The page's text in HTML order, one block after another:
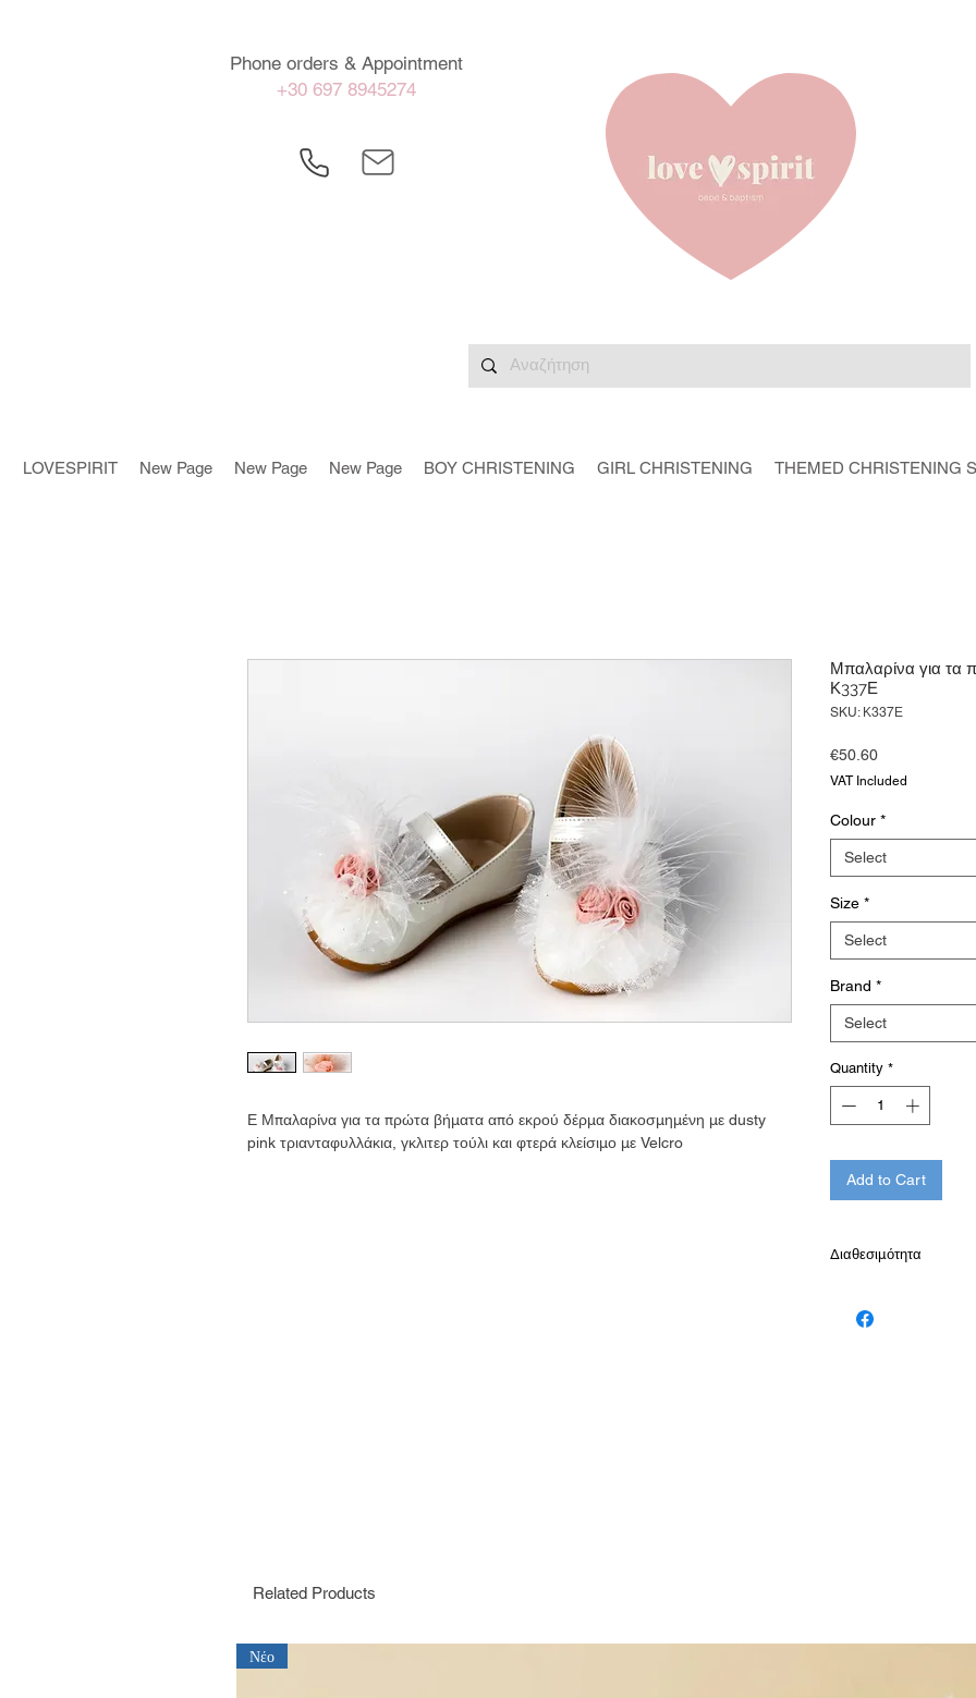
Phone orders & Appointment
+30 697 8945274
Ε Μπαλαρίνα για τα πρώτα βήματα από εκρού δέρμα διακοσμημένη με dusty
pink τριανταφυλλάκια, γκλιτερ τούλι και φτερά κλείσιμο με Velcro
Μπαλαρίνα για τα
Κ337Ε
SKU: Κ337Ε
€50.60Price
VAT Included
Colour *
Select
Size *
Select
Brand *
Select
Quantity *
Add to Cart
Διαθεσιμότητα
Related Products
Νέο
LOVESPIRIT New Page New Page New Page BOY CHRISTENING GIRL CHRISTENING THEMED CHRISTENING